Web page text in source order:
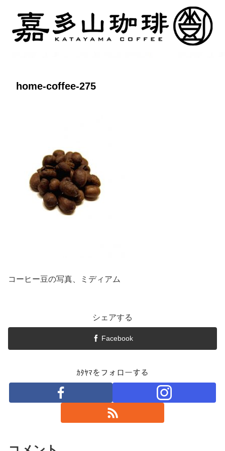
home-coffee-275
コーヒー豆の写真、ミディアム
シェアする
Facebook
ｶﾀﾔﾏをフォローする